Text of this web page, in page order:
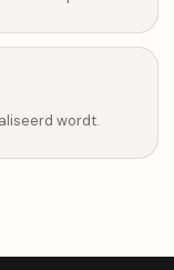
wordt.